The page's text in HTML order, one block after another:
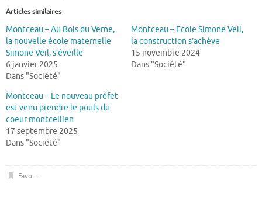
Articles similaires
Montceau – Au Bois du Verne,
la nouvelle école maternelle
Simone Veil, s’éveille
6 janvier 2025
Dans "Société"
Montceau – Ecole Simone Veil,
la construction s’achève
15 novembre 2024
Dans "Société"
Montceau – Le nouveau préfet
est venu prendre le pouls du
coeur montcellien
17 septembre 2025
Dans "Société"
Favori.